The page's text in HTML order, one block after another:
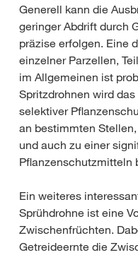
Generell kann die
geringer Abdrift durch
präzise erfolgen. Eine
einzelner Parzellen,
im Allgemeinen ist
Spritzdrohnen wird
selektiver
an bestimmten
und auch zu einer
Pflanzenschutzmitteln
Ein weiteres
Sprühdrohne ist eine
Zwischenfrüchten.
Getreideernte die